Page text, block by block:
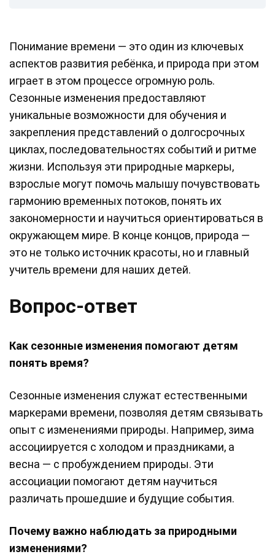
Понимание времени — это один из ключевых
аспектов развития ребёнка, и природа при этом
играет в этом процессе огромную роль.
Сезонные изменения предоставляют
уникальные возможности для обучения и
закрепления представлений о долгосрочных
циклах, последовательностях событий и ритме
жизни. Используя эти природные маркеры,
взрослые могут помочь малышу почувствовать
гармонию временных потоков, понять их
закономерности и научиться ориентироваться в
окружающем мире. В конце концов, природа —
это не только источник красоты, но и главный
учитель времени для наших детей.
Вопрос-ответ
Как сезонные изменения помогают детям
понять время?
Сезонные изменения служат естественными
маркерами времени, позволяя детям связывать
опыт с изменениями природы. Например, зима
ассоциируется с холодом и праздниками, а
весна — с пробуждением природы. Эти
ассоциации помогают детям научиться
различать прошедшие и будущие события.
Почему важно наблюдать за природными
изменениями?